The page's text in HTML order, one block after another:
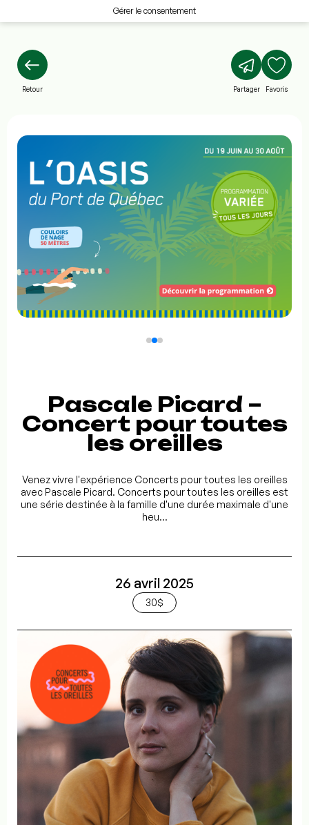
Gérer le consentement
Retour Partager Favoris
Pascale Picard –
Concert pour toutes
les oreilles
Venez vivre l'expérience Concerts pour toutes les oreilles
avec Pascale Picard. Concerts pour toutes les oreilles est
une série destinée à la famille d'une durée maximale d'une
heu...
26 avril 2025
30$